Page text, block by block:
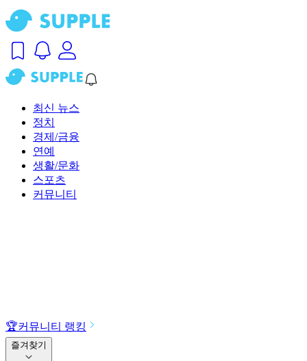
최신 뉴스
정치
경제/금융
연예
생활/문화
스포츠
커뮤니티
🏆커뮤니티 랭킹
즐겨찾기